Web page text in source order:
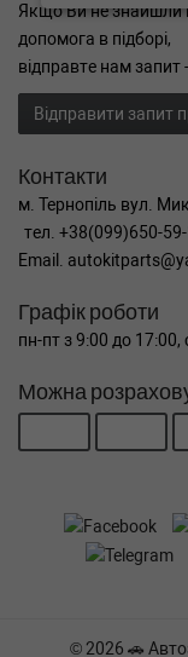
Якщо Ви не знайшли
допомога в підборі,
відправте нам
Відправити запит
Контакти
м. Тернопіль вул.
тел. +38(099)650-
Email.
Графік роботи
пн-пт з 9:00 до 17:00,
Можна
© 2026 🚗